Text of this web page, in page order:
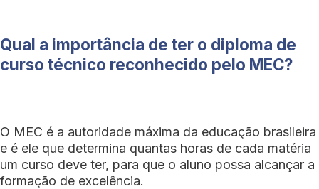
Qual a importância de ter o diploma de
curso técnico reconhecido pelo MEC?
O MEC é a autoridade máxima da educação brasileira
e é ele que determina quantas horas de cada matéria
um curso deve ter, para que o aluno possa alcançar a
formação de excelência.